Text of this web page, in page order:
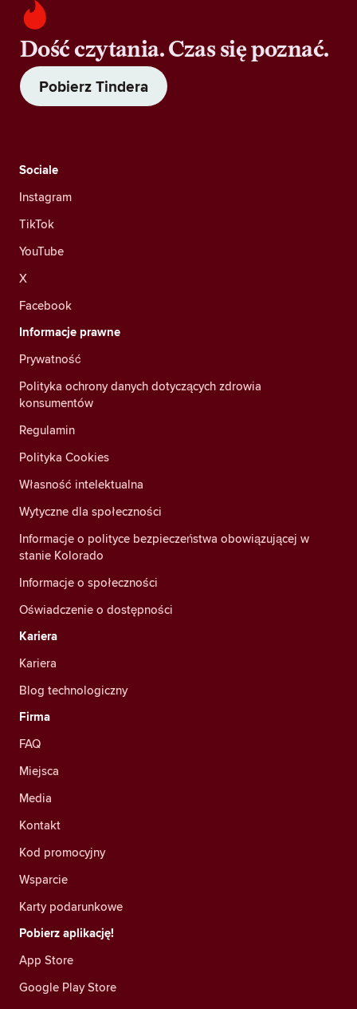
Dość czytania. Czas się poznać.
Pobierz Tindera
Sociale
Instagram
TikTok
YouTube
X
Facebook
Informacje prawne
Prywatność
Polityka ochrony danych dotyczących zdrowia
konsumentów
Regulamin
Polityka Cookies
Własność intelektualna
Wytyczne dla społeczności
Informacje o polityce bezpieczeństwa obowiązującej w
stanie Kolorado
Informacje o społeczności
Oświadczenie o dostępności
Kariera
Kariera
Blog technologiczny
Firma
FAQ
Miejsca
Media
Kontakt
Kod promocyjny
Wsparcie
Karty podarunkowe
Pobierz aplikację!
App Store
Google Play Store